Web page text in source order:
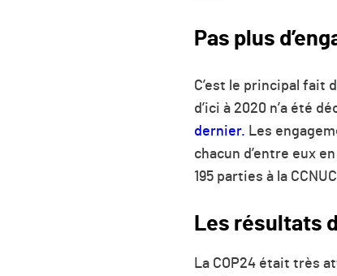
Pas plus
C’est le principal fait
d’ici à 2020 n’a été
dernier. Les
chacun d’entre eux
195 parties à la
Les résultats
La COP24 était très